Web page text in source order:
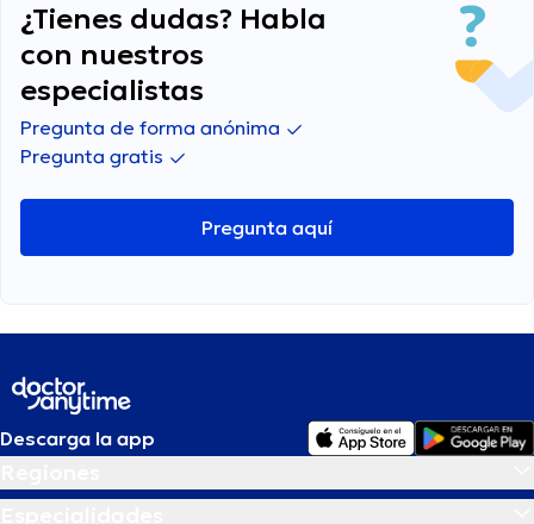
¿Tienes dudas? Habla
con nuestros
especialistas
Pregunta de forma anónima
Pregunta gratis
Pregunta aquí
Descarga la app